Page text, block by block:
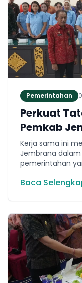
Pemerintahan
Perkuat
Pemkab
Jembrana
Hukum
Kerja sama ini
Jembrana
pemerintahan
mencakup tiga
tindakan hukum
Baca